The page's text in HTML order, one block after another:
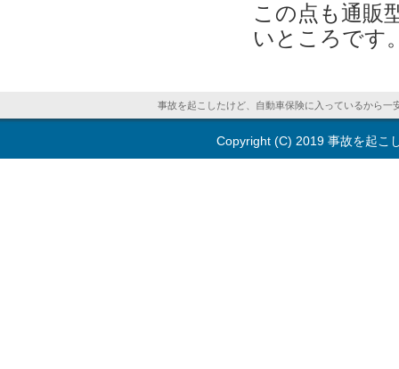
この点も通販
いところです
事故を起こしたけど、自動車保険に入っているから
Copyright (C) 2019 事故を起こ